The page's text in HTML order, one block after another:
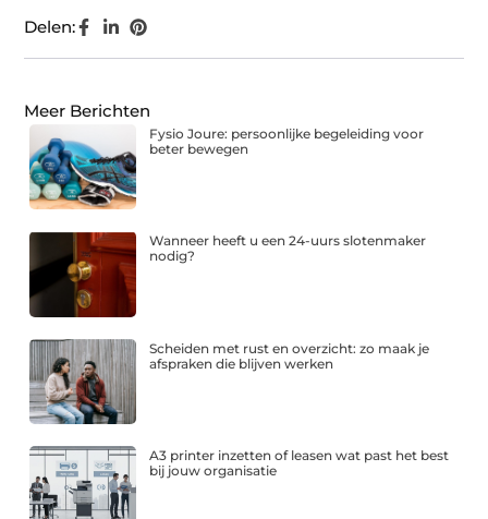
Delen:
Meer Berichten
Fysio Joure: persoonlijke begeleiding voor
beter bewegen
Wanneer heeft u een 24-uurs slotenmaker
nodig?
Scheiden met rust en overzicht: zo maak je
afspraken die blijven werken
A3 printer inzetten of leasen wat past het best
bij jouw organisatie